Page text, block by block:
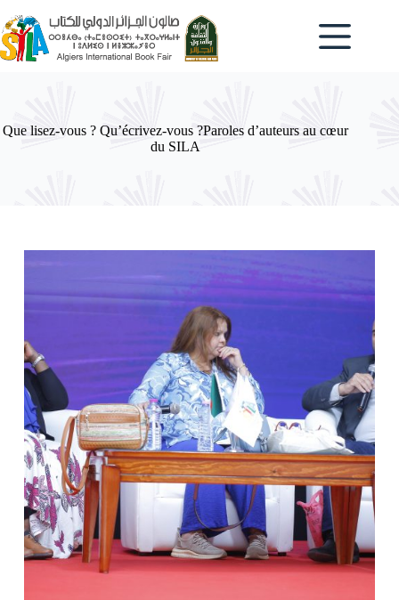
au
contenu
Que lisez-vous ? Qu’écrivez-vous ?Paroles d’auteurs au cœur
du SILA